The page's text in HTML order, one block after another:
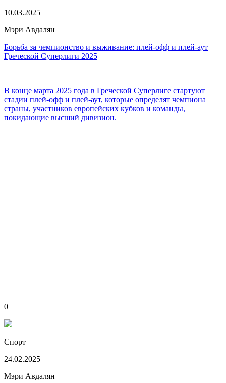
10.03.2025
Мэри Авдалян
Борьба за чемпионство и выживание: плей-офф и плей-аут
Греческой Суперлиги 2025
В конце марта 2025 года в Греческой Суперлиге стартуют
стадии плей-офф и плей-аут, которые определят чемпиона
страны, участников европейских кубков и команды,
покидающие высший дивизион.
0
Спорт
24.02.2025
Мэри Авдалян